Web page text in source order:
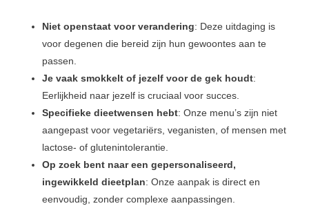
Niet openstaat voor verandering: Deze uitdaging is
voor degenen die bereid zijn hun gewoontes aan te
passen.
Je vaak smokkelt of jezelf voor de gek houdt:
Eerlijkheid naar jezelf is cruciaal voor succes.
Specifieke dieetwensen hebt: Onze menu’s zijn niet
aangepast voor vegetariërs, veganisten, of mensen met
lactose- of glutenintolerantie.
Op zoek bent naar een gepersonaliseerd,
ingewikkeld dieetplan: Onze aanpak is direct en
eenvoudig, zonder complexe aanpassingen.